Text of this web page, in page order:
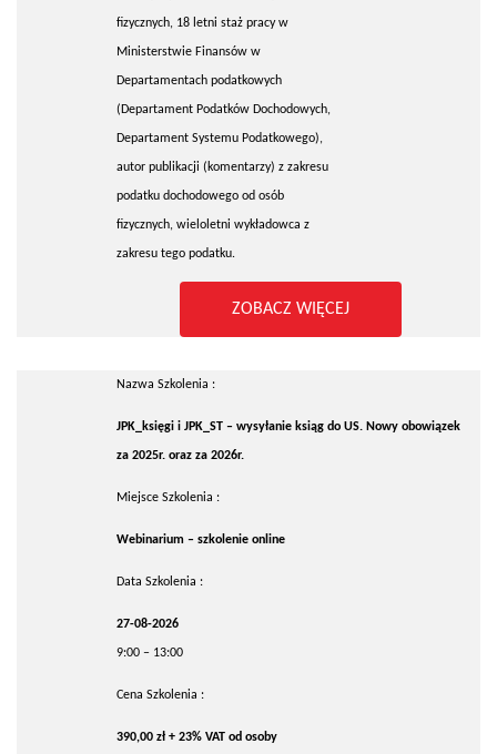
fizycznych, 18 letni staż pracy w
Ministerstwie Finansów w
Departamentach podatkowych
(Departament Podatków Dochodowych,
Departament Systemu Podatkowego),
autor publikacji (komentarzy) z zakresu
podatku dochodowego od osób
fizycznych, wieloletni wykładowca z
zakresu tego podatku.
ZOBACZ WIĘCEJ
Nazwa Szkolenia :
JPK_księgi i JPK_ST – wysyłanie ksiąg do US. Nowy obowiązek
za 2025r. oraz za 2026r.
Miejsce Szkolenia :
Webinarium – szkolenie online
Data Szkolenia :
27-08-2026
9:00 – 13:00
Cena Szkolenia :
390,00 zł + 23% VAT od osoby